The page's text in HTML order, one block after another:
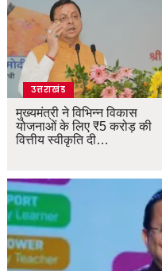
उत्तराखंड
मुख्यमंत्री ने विभिन्न विकास
योजनाओं के लिए ₹5 करोड़ की
वित्तीय स्वीकृति दी…